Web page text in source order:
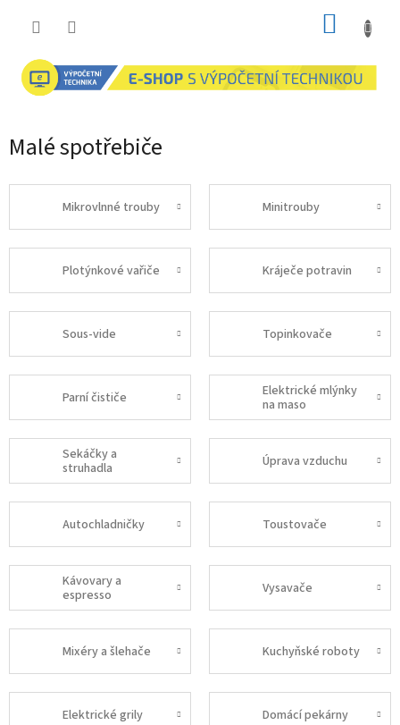
Malé spotřebiče
Mikrovlnné trouby Minitrouby
Plotýnkové vařiče Kráječe potravin
Sous-vide Topinkovače
Parní čističe
Elektrické mlýnky
na maso
Sekáčky a
struhadla
Úprava vzduchu
Autochladničky Toustovače
Kávovary a
espresso
Vysavače
Mixéry a šlehače Kuchyňské roboty
Elektrické grily Domácí pekárny